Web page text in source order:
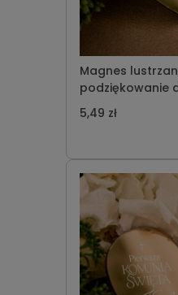
Magnes
podziękowanie dla
Komunii Świętej
5,49 zł